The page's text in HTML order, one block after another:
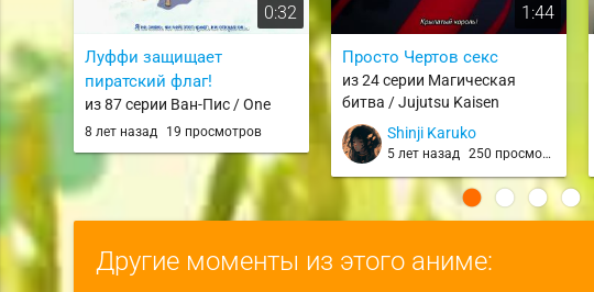
0:32
Луффи защищает
пиратский флаг!
из 87 серии Ван-Пис / One
Piece TV
8 лет назад 19 просмотров
1:44
Просто Чертов секс
из 24 серии Магическая
битва / Jujutsu Kaisen
Shinji Karuko
5 лет назад 250 просмотров
Другие моменты из этого аниме: